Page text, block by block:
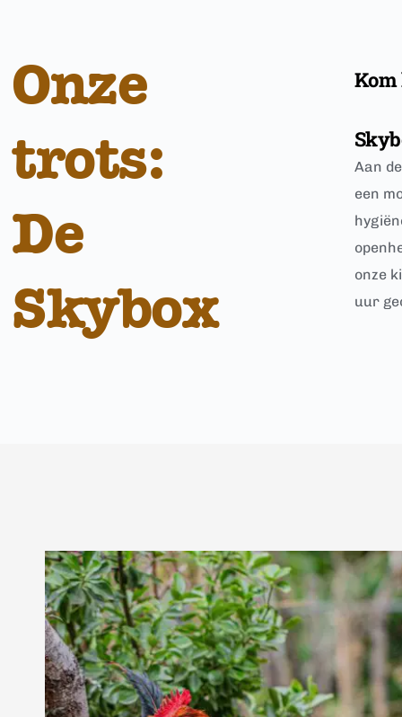
Onze
trots:
De
Skybox
Aan
een
onze
uur